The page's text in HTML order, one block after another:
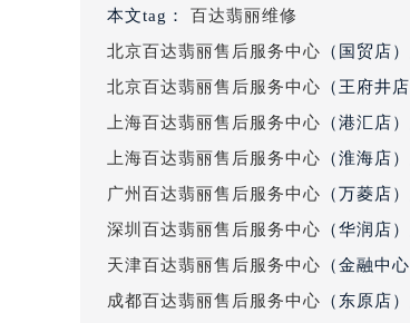
吉林省白城市洮北区明仁
吉林省白山市浑江区浑江
吉林省梅河口市新华街
吉林省四平市铁东区紫气
吉林省松原市宁江区五环
吉林省通化市东昌区环
吉林省延边市延吉市解放
辽宁省鞍山市铁东区站前
本文tag： 百达翡丽维修
北京百达翡丽售后服务中心 （国贸店
北京百达翡丽售后服务中心 （王府井
上海百达翡丽售后服务中心 （港汇店
上海百达翡丽售后服务中心 （淮海店
广州百达翡丽售后服务中心 （万菱店
深圳百达翡丽售后服务中心 （华润店
天津百达翡丽售后服务中心 （金融中
成都百达翡丽售后服务中心 （东原店